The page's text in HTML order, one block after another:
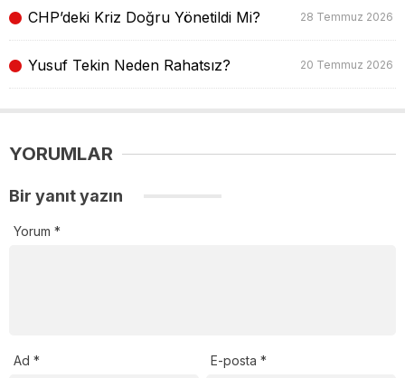
CHP’deki Kriz Doğru Yönetildi Mi? 28 Temmuz 2026
Yusuf Tekin Neden Rahatsız? 20 Temmuz 2026
YORUMLAR
Bir yanıt yazın
Yorum *
Ad * E-posta*